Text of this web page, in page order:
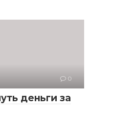
0
деньги за